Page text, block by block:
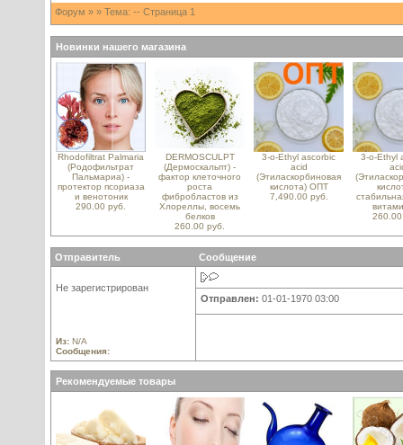
Форум » » Тема: -- Страница 1
Новинки нашего магазина
Rhodofiltrat Palmaria
(Родофильтрат
Пальмариа) -
протектор псориаза
и венотоник
290.00 руб.
DERMOSCULPT
(Дермоскальпт) -
фактор клеточного
роста
фибробластов из
Хлореллы, восемь
белков
260.00 руб.
3-o-Ethyl ascorbic
acid
(Этиласкорбиновая
кислота) ОПТ
7,490.00 руб.
3-o-Ethyl
Отправитель Сообщение
Не зарегистрирован
Из: N/A
Сообщения:
Отправлен: 01-01-1970 03:00
Рекомендуемые товары